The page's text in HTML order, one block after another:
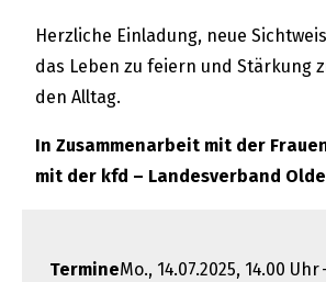
Herzliche Einladung, neue
das Leben zu feiern und Stärkung
den Alltag.
In Zusammenarbeit mit der
mit der kfd – Landesverband
TermineMo., 14.07.2025, 14.00 Uhr